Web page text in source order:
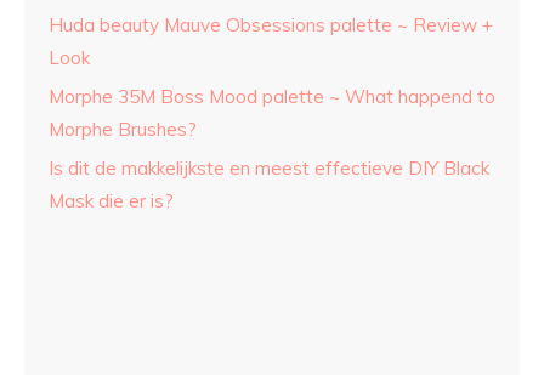
Huda beauty Mauve Obsessions palette ~ Review +
Look
Morphe 35M Boss Mood palette ~ What happend to
Morphe Brushes?
Is dit de makkelijkste en meest effectieve DIY Black
Mask die er is?